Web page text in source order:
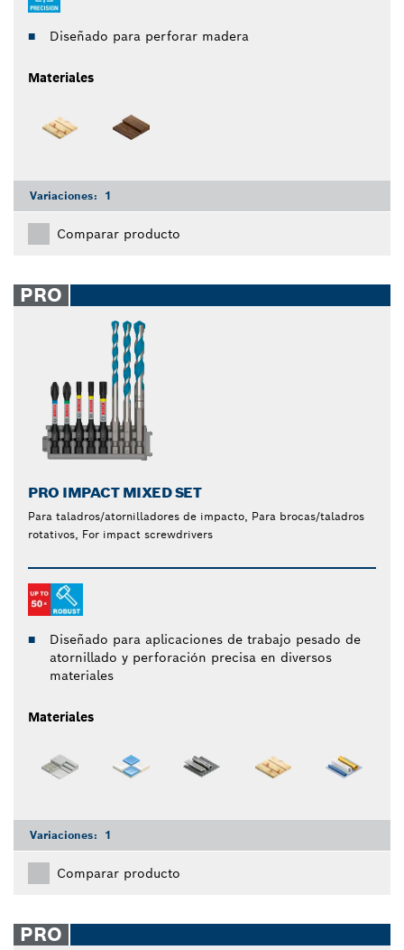
Diseñado para perforar madera
Materiales
Variaciones: 1
Comparar producto
PRO
PRO IMPACT MIXED SET
Para taladros/atornilladores de impacto, Para brocas/taladros
rotativos, For impact screwdrivers
Diseñado para aplicaciones de trabajo pesado de
atornillado y perforación precisa en diversos
materiales
Materiales
Variaciones: 1
Comparar producto
PRO